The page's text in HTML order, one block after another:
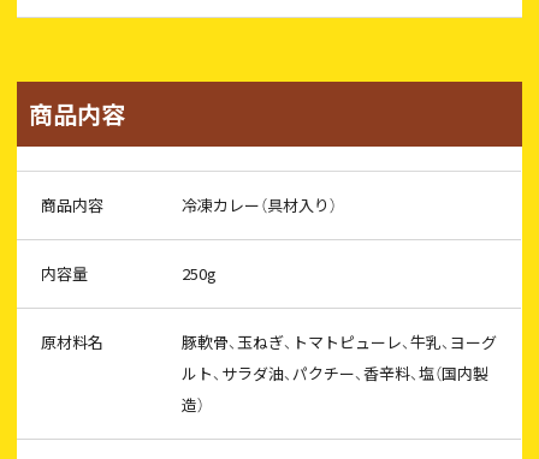
商品内容
商品内容 冷凍カレー（具材入り）
内容量 250g
原材料名
豚軟骨、玉ねぎ、トマトピューレ、牛乳、ヨーグ
ルト、サラダ油、パクチー、香辛料、塩（国内製
造）